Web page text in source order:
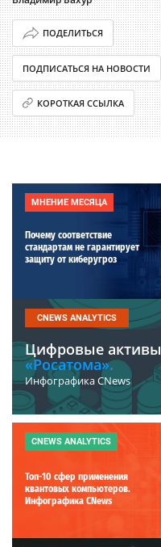
ПОДЕЛИТЬСЯ
ПОДПИСАТЬСЯ НА НОВОСТИ
КОРОТКАЯ ССЫЛКА
МНЕНИЕ МЕСЯЦА
Почему соответствие
стандартам не гарантирует
защиту от киберугроз
CNEWS ANALYTICS
Цифровые активы
«Росатома».
Инфографика CNews
CNEWS ANALYTICS
Топ-10 сфер применения
квантовых компьютеров.
Инфографика CNews